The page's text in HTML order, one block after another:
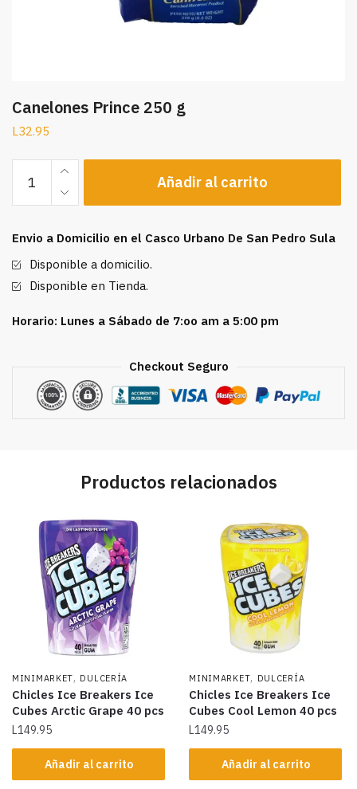
Canelones Prince 250 g
L32.95
Canelones
Prince
250
cantidad
Añadir al carrito
Envio a Domicilio en el Casco Urbano De San Pedro Sula
Disponible a domicilio.
Disponible en Tienda.
Horario: Lunes a Sábado de 7:oo am a 5:00 pm
Checkout Seguro
Productos relacionados
MINIMARKET, DULCERÍA
Chicles Ice Breakers Ice
Cubes Arctic Grape 40 pcs
L149.95
Añadir al carrito
MINIMARKET, DULCERÍA
Chicles Ice Breakers Ice
Cubes Cool Lemon 40 pcs
L149.95
Añadir al carrito